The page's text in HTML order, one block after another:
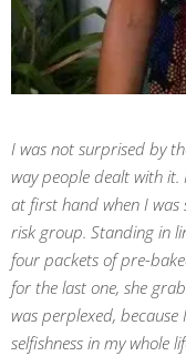
I was not surprised by
way people dealt with
at first hand when I
risk group. Standing in
four packets of pre-
for the last one, she
was perplexed,
selfishness in my whole